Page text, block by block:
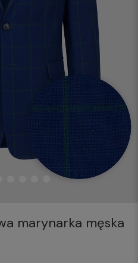
marynarka męska